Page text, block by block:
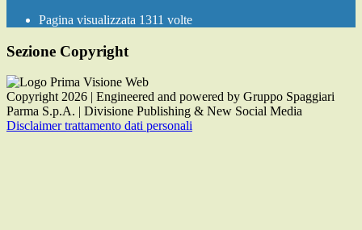
Pagina visualizzata 1311 volte
Sezione Copyright
Copyright 2026 | Engineered and powered by Gruppo Spaggiari
Parma S.p.A. | Divisione Publishing & New Social Media
Disclaimer trattamento dati personali